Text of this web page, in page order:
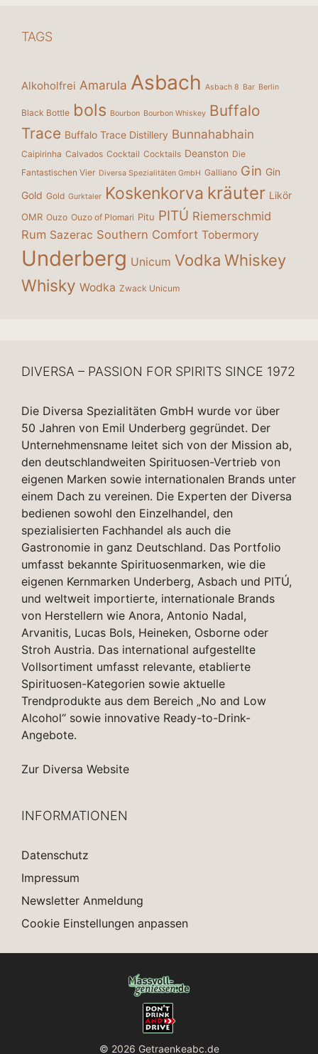
TAGS
Alkoholfrei Amarula Asbach Asbach 8 Bar Berlin
Black Bottle bols Bourbon Bourbon Whiskey Buffalo
Trace Buffalo Trace Distillery Bunnahabhain
Caipirinha Calvados Cocktail Cocktails Deanston Die
Fantastischen Vier Diversa Spezialitäten GmbH Galliano Gin Gin
Gold Gold Gurktaler Koskenkorva kräuter Likör
OMR Ouzo Ouzo of Plomari Pitu PITÚ Riemerschmid
Rum Sazerac Southern Comfort Tobermory
Underberg Unicum Vodka Whiskey
Whisky Wodka Zwack Unicum
DIVERSA – PASSION FOR SPIRITS SINCE 1972
Die Diversa Spezialitäten GmbH wurde vor über
50 Jahren von Emil Underberg gegründet. Der
Unternehmensname leitet sich von der Mission ab,
den deutschlandweiten Spirituosen-Vertrieb von
eigenen Marken sowie internationalen Brands unter
einem Dach zu vereinen. Die Experten der Diversa
bedienen sowohl den Einzelhandel, den
spezialisierten Fachhandel als auch die
Gastronomie in ganz Deutschland. Das Portfolio
umfasst bekannte Spirituosenmarken, wie die
eigenen Kernmarken Underberg, Asbach und PITÚ,
und weltweit importierte, internationale Brands
von Herstellern wie Anora, Antonio Nadal,
Arvanitis, Lucas Bols, Heineken, Osborne oder
Stroh Austria. Das international aufgestellte
Vollsortiment umfasst relevante, etablierte
Spirituosen-Kategorien sowie aktuelle
Trendprodukte aus dem Bereich „No and Low
Alcohol“ sowie innovative Ready-to-Drink-
Angebote.
Zur Diversa Website
INFORMATIONEN
Datenschutz
Impressum
Newsletter Anmeldung
Cookie Einstellungen anpassen
© 2026 Getraenkeabc.de